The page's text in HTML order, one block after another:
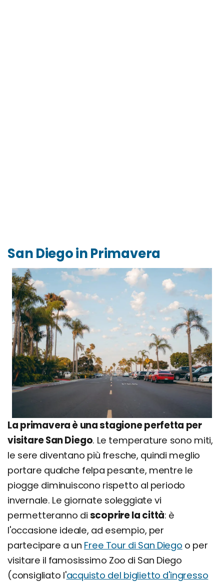
San Diego in Primavera
La primavera è una stagione perfetta per
visitare San Diego. Le temperature sono miti,
le sere diventano più fresche, quindi meglio
portare qualche felpa pesante, mentre le
piogge diminuiscono rispetto al periodo
invernale. Le giornate soleggiate vi
permetteranno di scoprire la città: è
l'occasione ideale, ad esempio, per
partecipare a un Free Tour di San Diego o per
visitare il famosissimo Zoo di San Diego
(consigliato l'acquisto del biglietto d'ingresso